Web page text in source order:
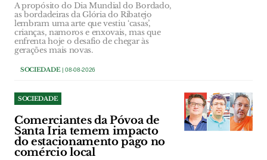
A propósito do Dia Mundial do Bordado,
as bordadeiras da Glória do Ribatejo
lembram uma arte que vestiu ‘casas’,
crianças, namoros e enxovais, mas que
enfrenta hoje o desafio de chegar às
gerações mais novas.
SOCIEDADE| 08-08-2026
SOCIEDADE
Comerciantes da Póvoa de
Santa Iria temem impacto
do estacionamento pago no
comércio local